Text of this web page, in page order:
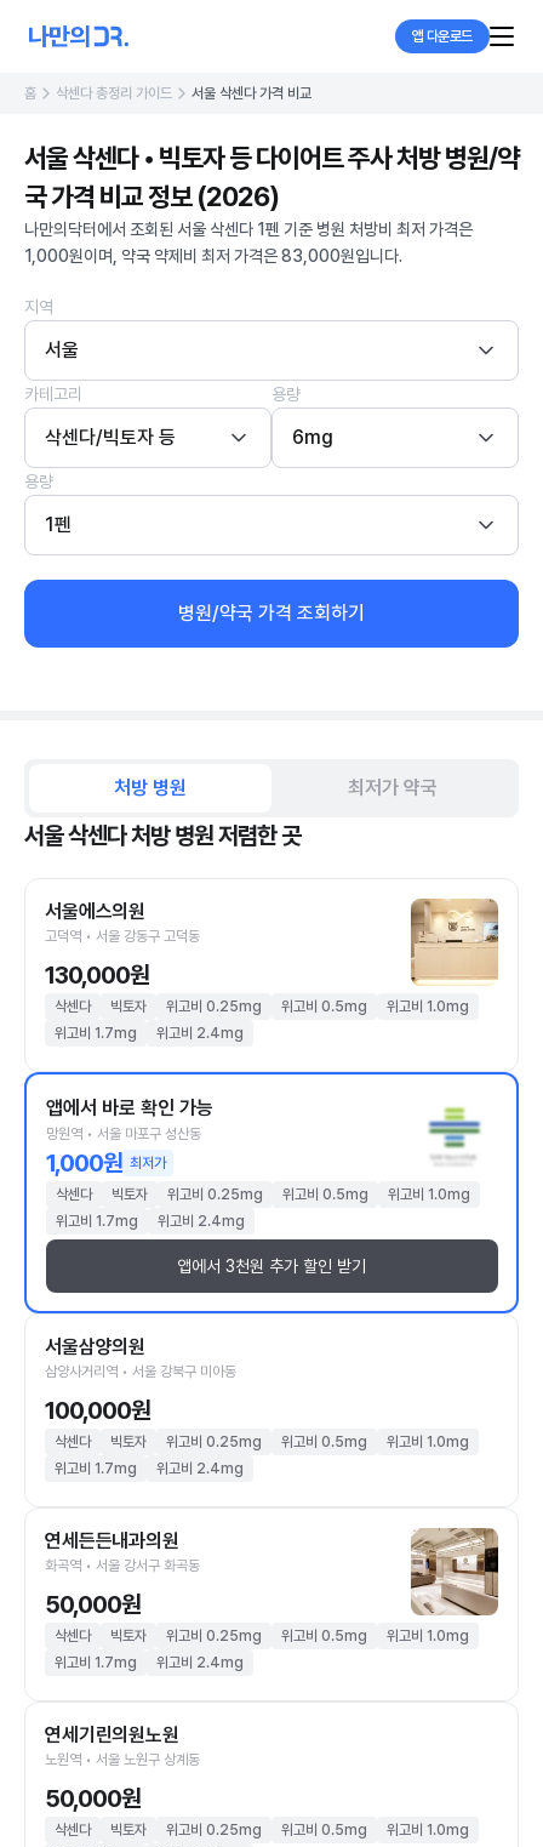
앱 다운로드
홈 삭센다 총정리 가이드 서울 삭센다 가격 비교
서울 삭센다 • 빅토자 등 다이어트 주사 처방 병원/약
국 가격 비교 정보 (2026)
나만의닥터에서 조회된 서울 삭센다 1펜 기준 병원 처방비 최저 가격은
1,000원이며, 약국 약제비 최저 가격은 83,000원입니다.
지역
서울
카테고리
삭센다/빅토자 등
용량
6mg
용량
1펜
병원/약국 가격 조회하기
처방 병원 최저가 약국
서울 삭센다 처방 병원 저렴한 곳
서울에스의원
고덕역 • 서울 강동구 고덕동
130,000원
삭센다 빅토자 위고비 0.25mg 위고비 0.5mg
위고비 1.0mg
위고비 1.7mg
위고비 2.4mg
앱에서 바로 확인 가능
망원역 • 서울 마포구 성산동
1,000원 최저가
삭센다
빅토자 위고비 0.25mg 위고비 0.5mg
위고비 1.0mg
위고비 1.7mg
위고비 2.4mg
앱에서 3천원 추가 할인 받기
서울삼양의원
삼양사거리역 • 서울 강북구 미아동
100,000원
삭센다 빅토자 위고비 0.25mg 위고비 0.5mg
위고비 1.0mg
위고비 1.7mg
위고비 2.4mg
연세든든내과의원
화곡역 • 서울 강서구 화곡동
50,000원
삭센다 빅토자 위고비 0.25mg 위고비 0.5mg
위고비 1.0mg
위고비 1.7mg
위고비 2.4mg
연세기린의원노원
노원역 • 서울 노원구 상계동
50,000원
삭센다 빅토자 위고비 0.25mg 위고비 0.5mg
위고비 1.0mg